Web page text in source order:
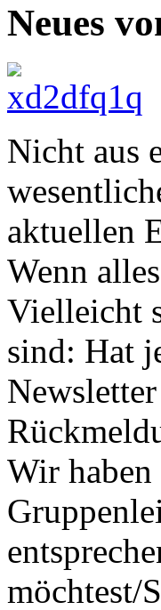
Neues
Nicht aus
aktuellen
Wenn
Vielleicht
sind: Hat
Wir
möchtest/